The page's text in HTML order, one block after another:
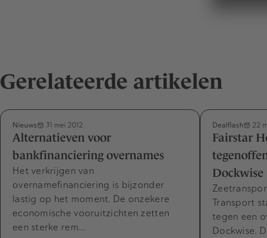
Gerelateerde artikelen
Nieuws 31 mei 2012
Alternatieven voor
bankfinanciering overnames
Het verkrijgen van
overnamefinanciering is bijzonder
lastig op het moment. De onzekere
economische vooruitzichten zetten
een sterke rem…
Dealflash 22
Fairstar
Dockwise
Transport
tegen een
Dockwise.